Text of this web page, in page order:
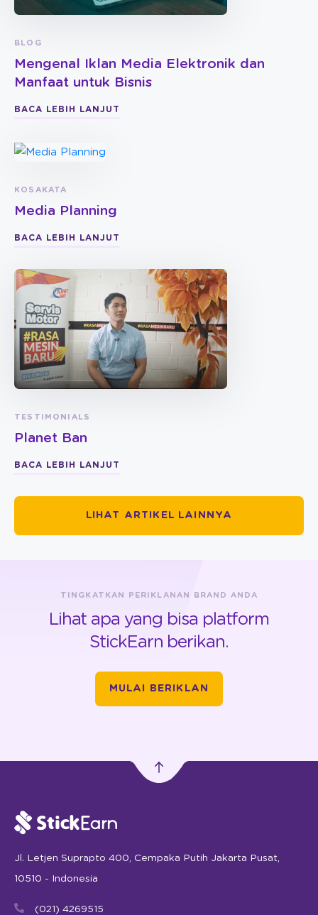
BLOG
Mengenal Iklan Media Elektronik dan
Manfaat untuk Bisnis
BACA LEBIH LANJUT
KOSAKATA
Media Planning
BACA LEBIH LANJUT
TESTIMONIALS
Planet Ban
BACA LEBIH LANJUT
LIHAT ARTIKEL LAINNYA
TINGKATKAN PERIKLANAN BRAND ANDA
Lihat apa yang bisa platform
StickEarn berikan.
MULAI BERIKLAN
Jl. Letjen Suprapto 400, Cempaka Putih Jakarta Pusat,
10510 - Indonesia
(021) 4269515